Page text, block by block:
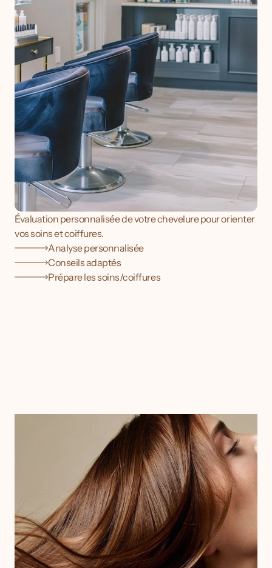
Évaluation personnalisée de votre chevelure pour orienter
vos soins et coiffures.
Analyse personnalisée
Conseils adaptés
Prépare les soins/coiffures